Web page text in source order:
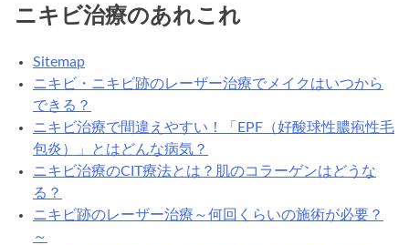
ニキビ治療のあれこれ
Sitemap
ニキビ・ニキビ跡のレーザー治療でメイクはいつから
できる？
ニキビ治療で間違えやすい！「EPF（好酸球性膿疱性毛
包炎）」とはどんな病気？
ニキビ治療のCIT療法とは？肌のコラーゲンはどうな
る？
ニキビ跡のレーザー治療～何回くらいの施術が必要？
～